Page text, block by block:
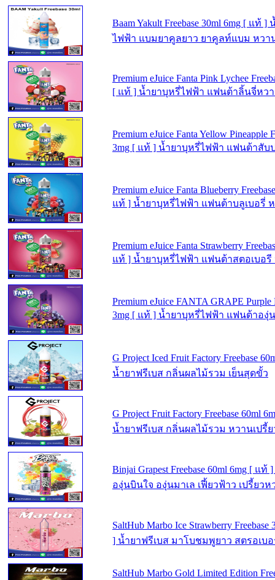
Baam Yakult Freebase 30ml 6mg [ แท้
ไฟฟ้า แบมยาคูลยาว ยาคูลท์แบม หวา
Premium eJuice Fanta Pink Lychee
[ แท้ ] น้ำยาบุหรี่ไฟฟ้า แฟนต้าลิ้นจี่หว
Premium eJuice Fanta Yellow Pineapple
3mg [ แท้ ] น้ำยาบุหรี่ไฟฟ้า แฟนต้าสับ
Premium eJuice Fanta Blueberry
แท้ ] น้ำยาบุหรี่ไฟฟ้า แฟนต้าบลูเบอรี่
Premium eJuice Fanta Strawberry
แท้ ] น้ำยาบุหรี่ไฟฟ้า แฟนต้าสตอเบอ
Premium eJuice FANTA GRAPE Purple
3mg [ แท้ ] น้ำยาบุหรี่ไฟฟ้า แฟนต้าองุ่
G Project Iced Fruit Factory Freebase
น้ำยาฟรีเบส กลิ่นผลไม้รวม เย็นสุดขั้ว
G Project Fruit Factory Freebase 60ml
น้ำยาฟรีเบส กลิ่นผลไม้รวม หวานเปรี้
Binjai Grapest Freebase 60ml 6mg [ แ
องุ่นบินใจ องุ่นมาเล เฟี้ยวฟ้าว เปรี้ยว
SaltHub Marbo Ice Strawberry
] น้ำยาฟรีเบส มาโบชมพูยาว สตรอเบ
SaltHub Marbo Gold Limited Edition